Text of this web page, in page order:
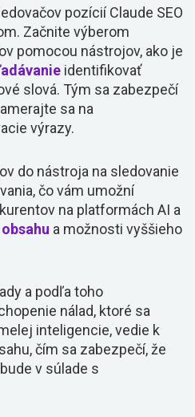
pozícií Claude SEO
Začnite výberom
pomocou nástrojov, ako je
identifikovať
slová. Tým sa zabezpečí
sa na
výrazy.
do nástroja na sledovanie
čo vám umožní
na platformách AI a
a možnosti vyššieho
a podľa toho
nálad, ktoré sa
inteligencie, vedie k
čím sa zabezpečí, že
v súlade s